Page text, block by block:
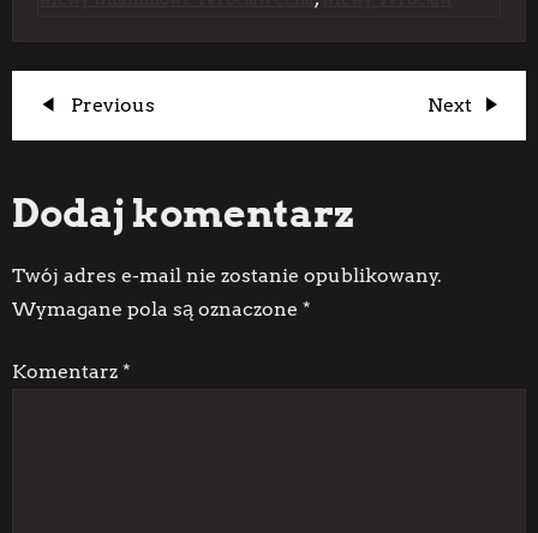
N
w
i
a
Previous
Post
Previous
Next
Post
Next
Dodaj komentarz
Twój adres e-mail nie zostanie opublikowany.
Wymagane pola są oznaczone *
Komentarz *